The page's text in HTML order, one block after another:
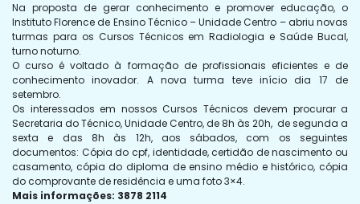
Na proposta de gerar conhecimento e promover educação, o
Instituto Florence de Ensino Técnico – Unidade Centro – abriu novas
turmas para os Cursos Técnicos em Radiologia e Saúde Bucal,
turno noturno.
O curso é voltado à formação de profissionais eficientes e de
conhecimento inovador. A nova turma teve início dia 17 de
setembro.
Os interessados em nossos Cursos Técnicos devem procurar a
Secretaria do Técnico, Unidade Centro, de 8h às 20h, de segunda a
sexta e das 8h às 12h, aos sábados, com os seguintes
documentos: Cópia do cpf, identidade, certidão de nascimento ou
casamento, cópia do diploma de ensino médio e histórico, cópia
do comprovante de residência e uma foto 3×4.
Mais informações: 3878 2114